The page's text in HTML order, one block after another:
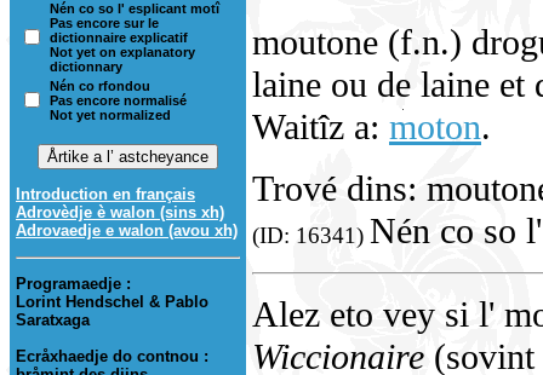
Nén co so l' esplicant motî
Pas encore sur le
dictionnaire explicatif
Not yet on explanatory
dictionnary
Nén co rfondou
Pas encore normalisé
Not yet normalized
Introduction en français
Adrovèdje è walon (sins xh)
Adrovaedje e walon (avou xh)
Programaedje :
Lorint Hendschel & Pablo
Saratxaga
Ecråxhaedje do contnou :
moutone (f.n.)
laine ou de laine
Waitîz a: moton.
Trové dins:
(ID: 16341) Nén co so
Alez eto vey si l'
Wiccionaire (sovint